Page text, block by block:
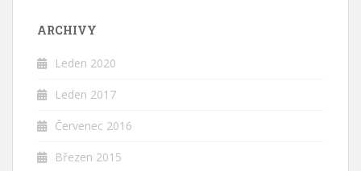
ARCHIVY
Leden 2020
Leden 2017
Červenec 2016
Březen 2015